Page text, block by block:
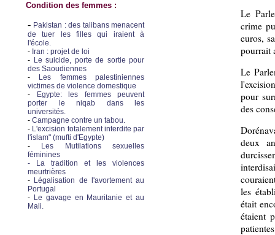
Condition des femmes :
- Pakistan : des talibans menacent
de tuer les filles qui iraient à
l'école.
- Iran : projet de loi
- Le suicide, porte de sortie pour
des Saoudiennes
-
Les femmes palestiniennes
victimes de violence domestique
-
Egypte: les femmes peuvent
porter le niqab dans les
universités.
- Campagne contre un tabou.
- L'excision totalement interdite par
l'islam" (mufti d'Egypte)
-
Les Mutilations sexuelles
féminines
- La tradition et les violences
meurtrières
- Légalisation de l'avortement au
Portugal
- Le gavage en Mauritanie et au
Mali.
Le
crime
euros,
pourrait
Le
pour
des
deux
les
était
étaient